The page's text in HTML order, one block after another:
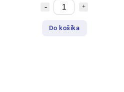
Do košíka